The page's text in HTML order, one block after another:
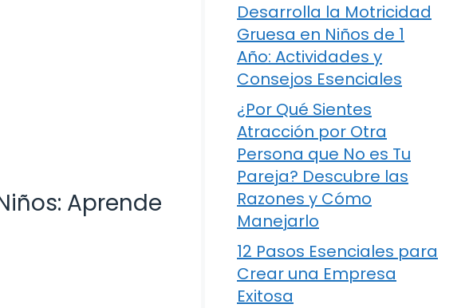
Aprende
Desarrolla la Motricidad
Gruesa en Niños de 1
Año: Actividades y
Consejos Esenciales
¿Por Qué Sientes
Atracción por Otra
Persona que No es Tu
Pareja? Descubre las
Razones y Cómo
Manejarlo
12 Pasos Esenciales para
Crear una Empresa
Exitosa